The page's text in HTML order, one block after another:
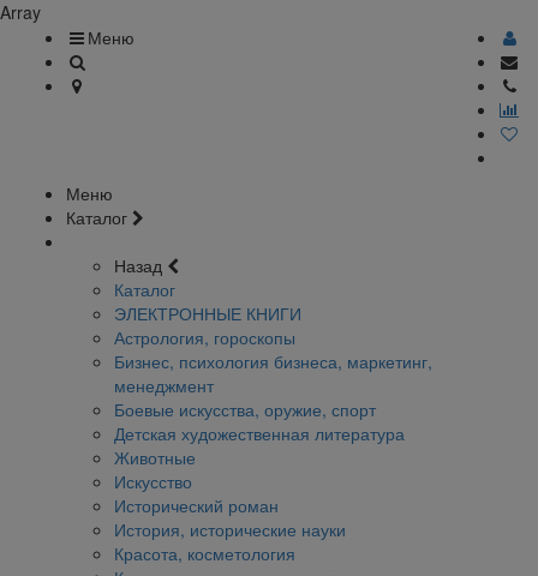
Array
Меню
Меню
Каталог
Назад
Каталог
ЭЛЕКТРОННЫЕ КНИГИ
Астрология, гороскопы
Бизнес, психология бизнеса, маркетинг,
менеджмент
Боевые искусства, оружие, спорт
Детская художественная литература
Животные
Искусство
Исторический роман
История, исторические науки
Красота, косметология